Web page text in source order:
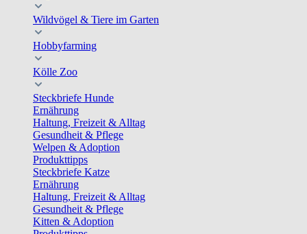
Wildvögel & Tiere im Garten
Hobbyfarming
Kölle Zoo
Steckbriefe Hunde
Ernährung
Haltung, Freizeit & Alltag
Gesundheit & Pflege
Welpen & Adoption
Produkttipps
Steckbriefe Katze
Ernährung
Haltung, Freizeit & Alltag
Gesundheit & Pflege
Kitten & Adoption